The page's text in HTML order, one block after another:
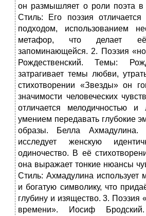
он размышляет о роли поэта
Стиль: Его поэзия отличается
подходом, использованием
метафор, что делает
запоминающейся. 2. Поэзия
Рождественский. Темы:
затрагивает темы любви,
стихотворении «Звезды» он
значимости человеческих
отличается мелодичностью
умением передавать глубокие
образы. Белла Ахмадулина.
исследует женскую
одиночество. В её
она выражает тонкие нюансы
Стиль: Ахмадулина использует
и богатую символику, что
глубину и изящество. 3. Поэзия
времени». Иосиф